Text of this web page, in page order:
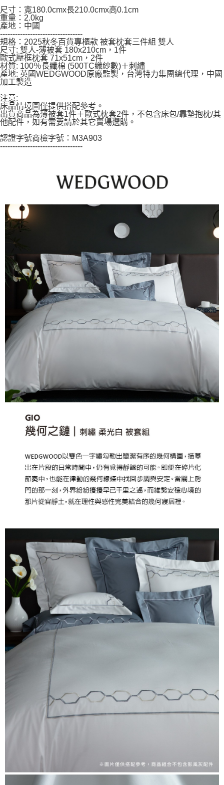
３．未成年的使用者請事先徵得法定代理人或監護人之同意方可使用
「AFTEE先享後付」，若未經同意申辦者引起之損失，本公司不負相關責
任。
４．使用「AFTEE先享後付」時，將依據個別帳號之用戶狀況，依本公司即
時審查核予不同之上限額度；若仍有額度不足之情形，本公司將視審查結果
請求用戶進行身份認證。
５．嚴禁一人註冊多個帳號或使用他人資訊註冊。若發現惡意使用之情形，
恩沛科技股份有限公司將有權停止該用戶之使用額度並採取法律行動。
尺寸：寬180.0cmx長210.0cmx高0.1cm
重量：2.0kg
產地：中國
---------------------------------
規格：2025秋冬百貨專櫃款 被套枕套三件組 雙人
尺寸: 雙人-薄被套 180x210cm，1件
歐式壓框枕套 71x51cm，2件
材質: 100％長纖棉 (500TC織紗數)＋刺繡
產地: 英國WEDGWOOD原廠監製，台灣特力集團總代理，中國
加工製造
注意:
床品情境圖僅提供搭配參考。
出貨商品為薄被套1件＋歐式枕套2件，不包含床包/靠墊抱枕/其
他配件，如有需要請於其它賣場選購。
認證字號商檢字號：M3A903
---------------------------------